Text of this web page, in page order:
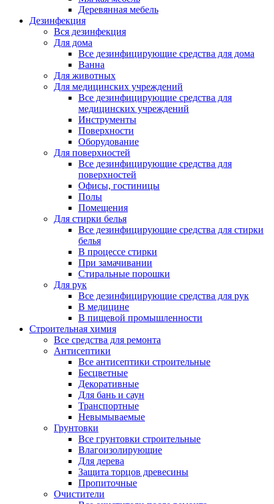
Деревянная мебель
Дезинфекция
Вся дезинфекция
Для дома
Все дезинфицирующие средства для дома
Ванна
Для животных
Для медицинских учреждений
Все дезинфицирующие средства для
медицинских учреждений
Инструменты
Поверхности
Оборудование
Для поверхностей
Все дезинфицирующие средства для
поверхностей
Офисы, гостиницы
Полы
Помещения
Для стирки белья
Все дезинфицирующие средства для стирки
белья
В процессе стирки
При замачивании
Стиральные порошки
Для рук
Все дезинфицирующие средства для рук
В медицине
В пищевой промышленности
Строительная химия
Все средства для ремонта
Антисептики
Все антисептики строительные
Бесцветные
Декоративные
Для бань и саун
Транспортные
Невымываемые
Грунтовки
Все грунтовки строительные
Влагоизолирующие
Для дерева
Защита торцов древесины
Пропиточные
Очистители